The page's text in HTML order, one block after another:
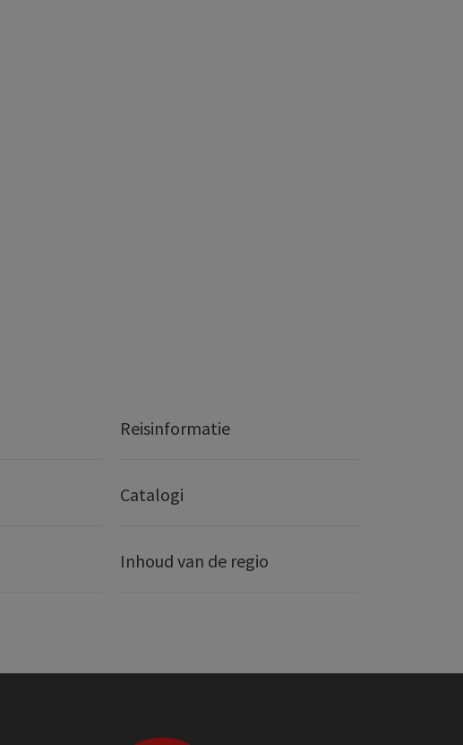
Reisinformatie
Catalogi
Inhoud van de regio